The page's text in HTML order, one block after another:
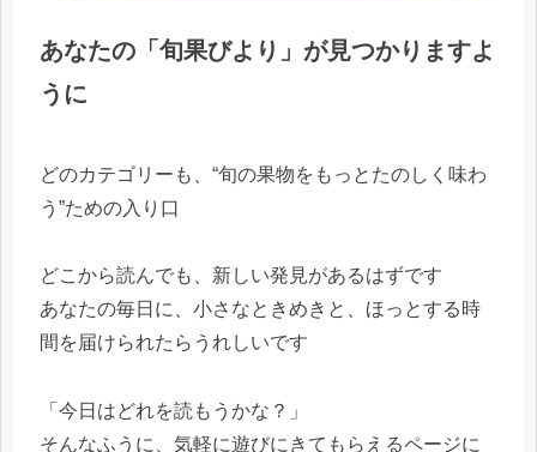
あなたの「旬果びより」が見つかりますよ
うに
どのカテゴリーも、“旬の果物をもっとたのしく味わ
う”ための入り口
どこから読んでも、新しい発見があるはずです
あなたの毎日に、小さなときめきと、ほっとする時
間を届けられたらうれしいです
「今日はどれを読もうかな？」
そんなふうに、気軽に遊びにきてもらえるページに